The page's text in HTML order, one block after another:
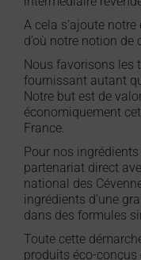
A cela s’ajoute notre
d’où notre notion
Nous favorisons les
fournissant autant
Notre but est de
économiquement
France.
Pour nos
partenariat direct
national des
ingrédients d’une
dans des formules
Toute cette
produits éco-conçus